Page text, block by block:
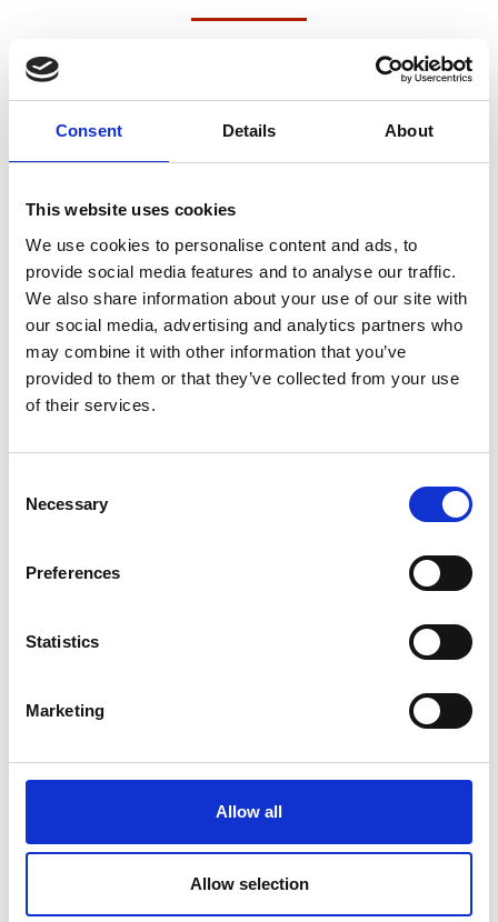
Consent Details About
This website uses cookies
We use cookies to personalise content and ads, to
provide social media features and to analyse our traffic.
We also share information about your use of our site with
our social media, advertising and analytics partners who
may combine it with other information that you’ve
provided to them or that they’ve collected from your use
of their services.
Selection
Necessary
Preferences
Statistics
Marketing
Allow all
Allow selection
Lofsdalen ist ein ruhiges Skigebiet im Herzen Schwedens,
in Härjedalen. Du wohnst in gemütlichen Hütten in
Gangabstand zu den Liften und Abfahrten, Langlaufloipen
und Restaurants - und das alles ohne Warteschlangen. 115
km Langaufloipen und Scooterwege laden dazu ein, die
lass den Blick schweifen - bis nach Norwegen, zum Helax
Massiv und Sonfjällets Nationalpark.
DISCOVER WINTER IN
LOFSDALEN